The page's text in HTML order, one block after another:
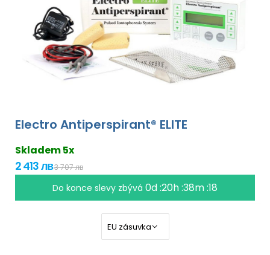
Electro Antiperspirant® ELITE
Skladem 5x
2 413 лв3 707 лв
Do konce slevy zbývá 0d :20h :38m :17